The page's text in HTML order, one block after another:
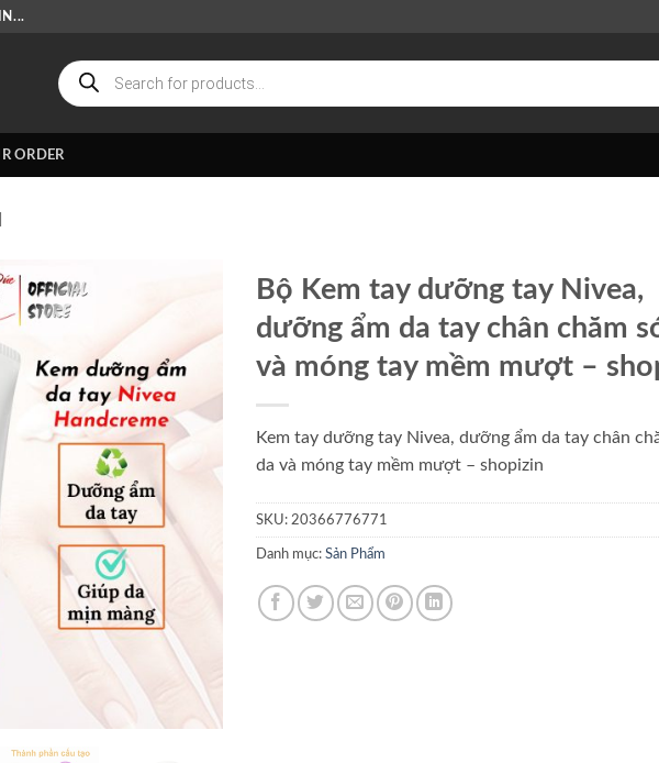
Tìm
kiếm
sản
phẩm
ORDER
Bộ Kem tay dưỡng tay Nivea,
dưỡng ẩm da tay chân chăm
và móng tay mềm mượt –
Kem tay dưỡng tay Nivea, dưỡng ẩm da tay chân
da và móng tay mềm mượt – shopizin
SKU: 20366776771
Danh mục: Sản Phẩm